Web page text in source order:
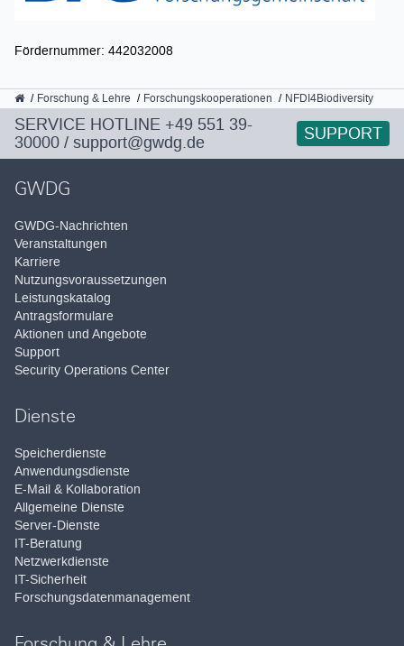
Fördernummer: 442032008
GWDG
Forschung & Lehre Forschungskooperationen NFDI4Biodiversity
SERVICE HOTLINE +49 551 39-
30000 / support@gwdg.de SUPPORT
GWDG
GWDG-Nachrichten
Veranstaltungen
Karriere
Nutzungsvoraussetzungen
Leistungskatalog
Antragsformulare
Aktionen und Angebote
Support
Security Operations Center
Dienste
Speicherdienste
Anwendungsdienste
E-Mail & Kollaboration
Allgemeine Dienste
Server-Dienste
IT-Beratung
Netzwerkdienste
IT-Sicherheit
Forschungsdatenmanagement